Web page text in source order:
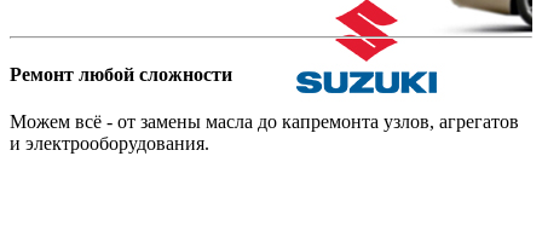
Ремонт любой сложности
Можем всё - от замены масла до капремонта узлов, агрегатов
и электрооборудования.